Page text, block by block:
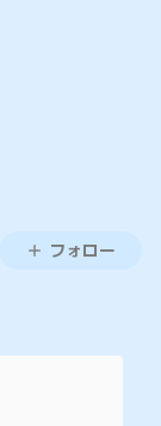
フォロー